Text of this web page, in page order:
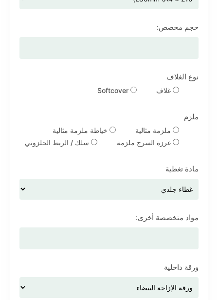
حجم مخصص:
نوع الغلاف
غلاف Softcover
ملزم
ملزمة مثالية
خياطة ملزمة مثالية
غرزة السرج ملزمة
سلك / الربط الحلزوني
مادة تغطية
مواد متخصصة أخرى:
ورقة داخلية